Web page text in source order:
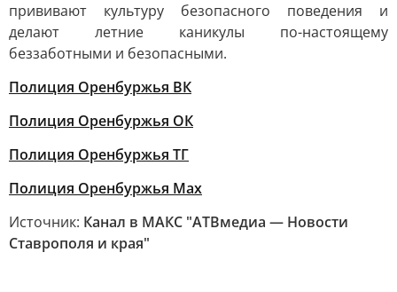
прививают культуру безопасного поведения и
делают летние каникулы по-настоящему
беззаботными и безопасными.
Полиция Оренбуржья ВК
Полиция Оренбуржья ОК
Полиция Оренбуржья ТГ
Полиция Оренбуржья Max
Источник: Канал в МАКС "АТВмедиа — Новости
Ставрополя и края"